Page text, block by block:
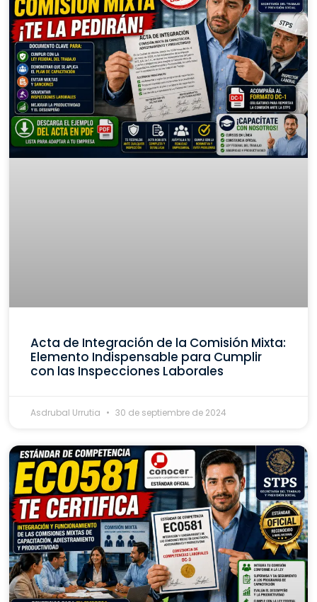
Acta de Integración de la Comisión Mixta:
Elemento Indispensable para Cumplir
con las Inspecciones Laborales
Asdrubal Urrutia 30 de septiembre de 2024